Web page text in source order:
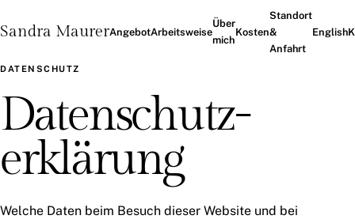
Sandra MaurerAngebotArbeitsweise
Über
mich
Kosten
Standort
&
Anfahrt
English
DATENSCHUTZ
Datenschutz­
erklärung
Welche Daten beim Besuch dieser Website und bei